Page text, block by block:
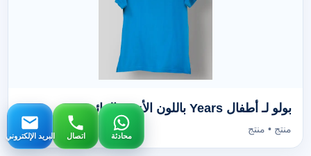
بولو لـ أطفال Years باللون الأزرق المائي
منتج • منتج
محادثة اتصال البريد الإلكتروني